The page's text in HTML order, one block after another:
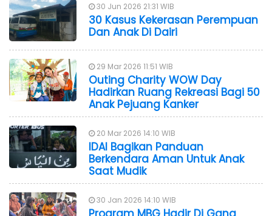
30 Jun 2026 21:31 WIB
30 Kasus Kekerasan Perempuan
Dan Anak Di Dairi
29 Mar 2026 11:51 WIB
Outing Charity WOW Day
Hadirkan Ruang Rekreasi Bagi 50
Anak Pejuang Kanker
20 Mar 2026 14:10 WIB
IDAI Bagikan Panduan
Berkendara Aman Untuk Anak
Saat Mudik
30 Jan 2026 14:10 WIB